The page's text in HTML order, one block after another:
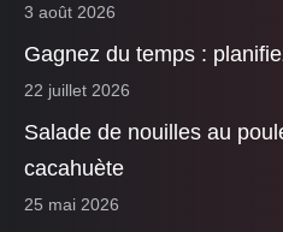
3 août 2026
Gagnez du temps :
22 juillet 2026
Salade de nouilles au
cacahuète
25 mai 2026